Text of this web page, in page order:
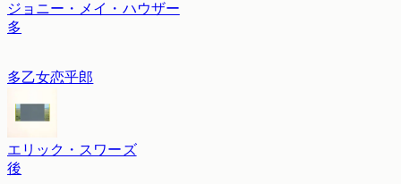
ジョニー・メイ・ハウザー
多
多乙女恋乎郎
エリック・スワーズ
後